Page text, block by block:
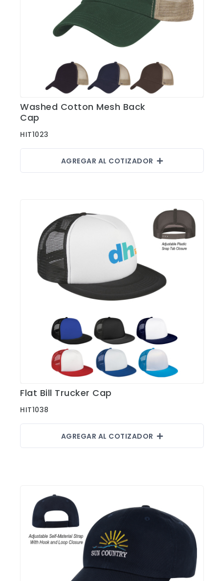
Ver Detalles
Washed Cotton Mesh Back
Cap
HIT1023
AGREGAR AL COTIZADOR
Ver Detalles
Flat Bill Trucker Cap
HIT1038
AGREGAR AL COTIZADOR